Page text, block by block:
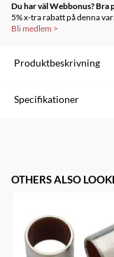
Du har väl Webbonus? Bra
5% x-tra rabatt på denna
Bli medlem >
Produktbeskrivning
Svart
Specifikationer
Färg
Övrigt
Inkluderar Verktyg
OTHERS ALSO